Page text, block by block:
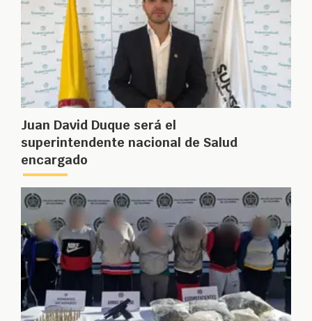
Juan David Duque será el
superintendente nacional de Salud
encargado